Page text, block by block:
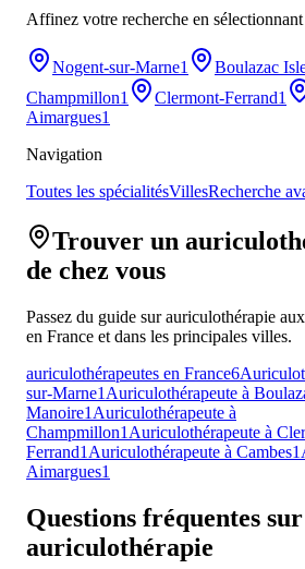
Affinez votre recherche en
Nogent-sur-Marne1 Boulazac
Champmillon1 Clermont-Ferrand1
Aimargues1
Navigation
Toutes les spécialitésVillesRecherche
Trouver un
de chez vous
Passez du guide sur auriculothérapie
en France et dans les principales villes.
auriculothérapeutes en France6
sur-Marne1 Auriculothérapeute à
Manoire1 Auriculothérapeute à
Champmillon1 Auriculothérapeute à
Ferrand1 Auriculothérapeute à Cambes1
Aimargues1
Questions fréquentes sur
auriculothérapie